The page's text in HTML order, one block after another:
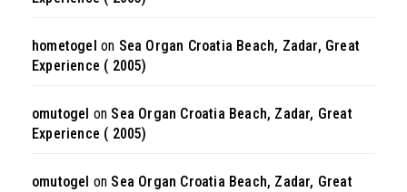
hometogel on Sea Organ Croatia Beach, Zadar, Great
Experience ( 2005)
omutogel on Sea Organ Croatia Beach, Zadar, Great
Experience ( 2005)
omutogel on Sea Organ Croatia Beach, Zadar, Great